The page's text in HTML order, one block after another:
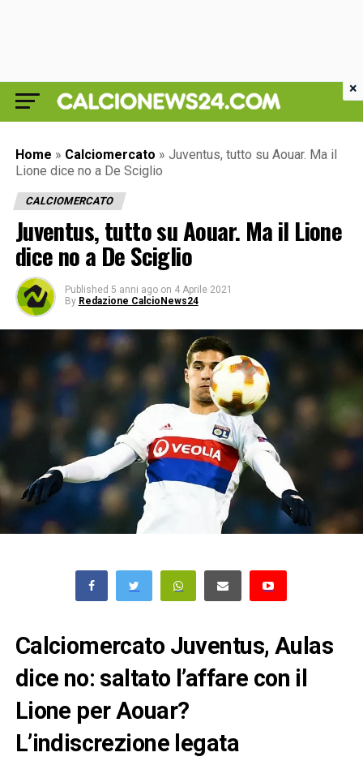
Home » Calciomercato » Juventus, tutto su Aouar. Ma il
Lione dice no a De Sciglio
CALCIOMERCATO
Juventus, tutto su Aouar. Ma il Lione
dice no a De Sciglio
Published 5 anni ago on 4 Aprile 2021
By Redazione CalcioNews24
Calciomercato Juventus, Aulas
dice no: saltato l’affare con il
Lione per Aouar?
L’indiscrezione legata
×